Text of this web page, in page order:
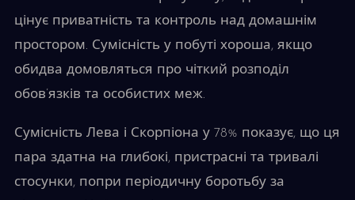
цінує приватність та контроль над домашнім
простором. Сумісність у побуті хороша, якщо
обидва домовляться про чіткий розподіл
обов’язків та особистих меж.
Сумісність Лева і Скорпіона у 78% показує, що ця
пара здатна на глибокі, пристрасні та тривалі
стосунки, попри періодичну боротьбу за